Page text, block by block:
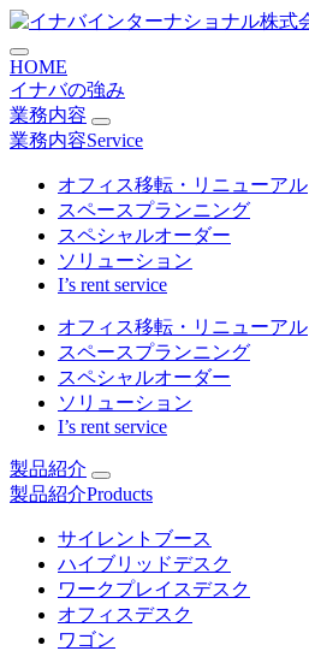
コ
ン
テ
ン
ツ
に
HOME
イナバの強み
業務内容
業務内容Service
オフィス移転・リニューアル
スペースプランニング
スペシャルオーダー
ソリューション
I’s rent service
オフィス移転・リニューアル
スペースプランニング
スペシャルオーダー
ソリューション
I’s rent service
製品紹介
製品紹介Products
サイレントブース
ハイブリッドデスク
ワークプレイスデスク
オフィスデスク
ワゴン